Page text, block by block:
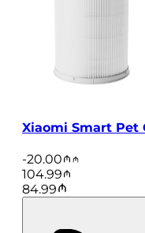
Xiaomi Smart Pet
-20.00
104.99
84.99